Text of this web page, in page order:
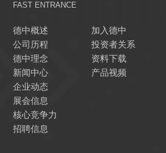
FAST ENTRANCE
德中概述
公司历程
德中理念
新闻中心
企业动态
展会信息
核心竞争力
招聘信息
加入德中
投资者关系
资料下载
产品视频